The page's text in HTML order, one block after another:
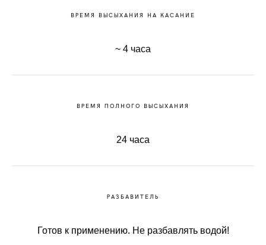
ВРЕМЯ ВЫСЫХАНИЯ НА КАСАНИЕ
~ 4 часa
ВРЕМЯ ПОЛНОГО ВЫСЫХАНИЯ
24 часа
РАЗБАВИТЕЛЬ
Готов к применению. Не разбавлять водой!